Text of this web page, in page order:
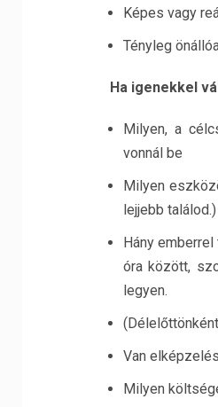
Képes vagy
Tényleg
Ha igenekkel
Milyen, a
vonnál be
Milyen
lejjebb találod.)
Hány
óra között,
legyen.
Van
Milyen